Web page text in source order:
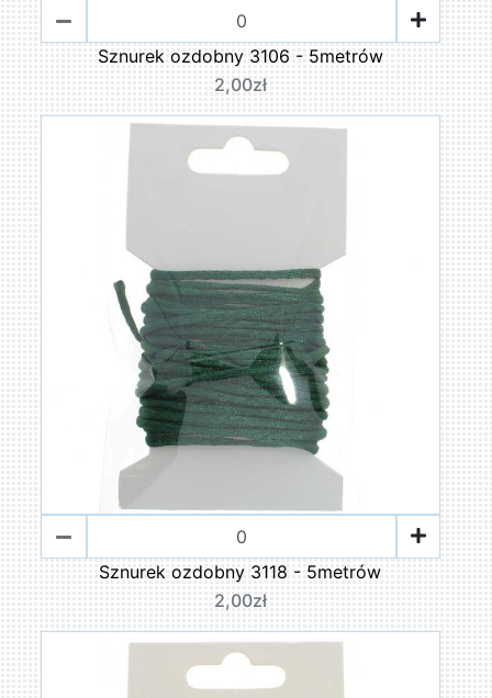
Sznurek ozdobny 3106 - 5metrów
2,00zł
Sznurek ozdobny 3118 - 5metrów
2,00zł